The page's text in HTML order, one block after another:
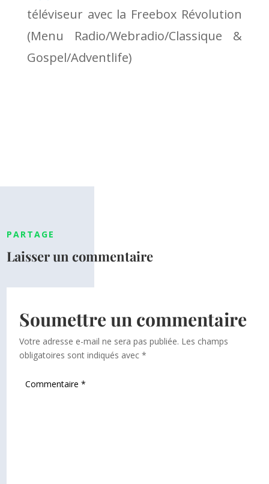
téléviseur avec la Freebox Révolution
(Menu Radio/Webradio/Classique &
Gospel/Adventlife)
PARTAGE
Laisser un commentaire
Soumettre un commentaire
Votre adresse e-mail ne sera pas publiée. Les champs
obligatoires sont indiqués avec*